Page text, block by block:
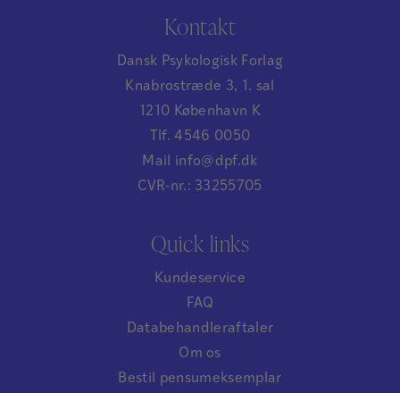
Kontakt
Dansk Psykologisk Forlag
Knabrostræde 3, 1. sal
1210 København K
Tlf. 4546 0050
Mail info@dpf.dk
CVR-nr.: 33255705
Quick links
Kundeservice
FAQ
Databehandleraftaler
Om os
Bestil pensumeksemplar